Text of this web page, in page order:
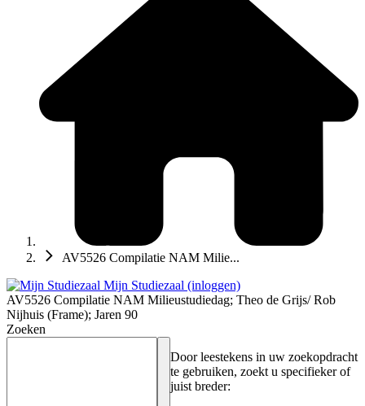
AV5526 Compilatie NAM Milie...
Mijn Studiezaal (inloggen)
AV5526 Compilatie NAM Milieustudiedag; Theo de Grijs/ Rob
Nijhuis (Frame); Jaren 90
Zoeken
Door leestekens in uw zoekopdracht
te gebruiken, zoekt u specifieker of
juist breder: